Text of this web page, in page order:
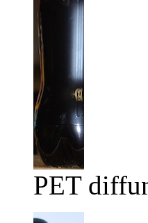
PET